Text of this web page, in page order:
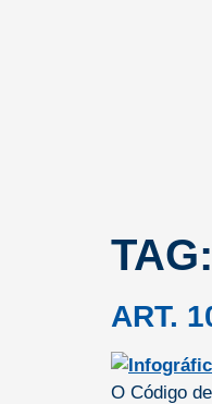
TAG:
ART.
O Código